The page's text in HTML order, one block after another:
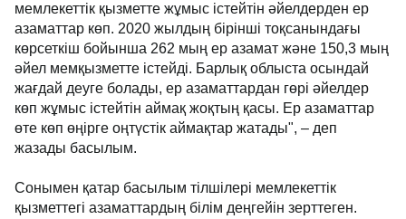
мемлекеттік қызметте жұмыс істейтін әйелдерден ер
азаматтар көп. 2020 жылдың бірінші тоқсанындағы
көрсеткіш бойынша 262 мың ер азамат және 150,3 мың
әйел мемқызметте істейді. Барлық облыста осындай
жағдай деуге болады, ер азаматтардан гөрі әйелдер
көп жұмыс істейтін аймақ жоқтың қасы. Ер азаматтар
өте көп өңірге оңтүстік аймақтар жатады", – деп
жазады басылым.
Сонымен қатар басылым тілшілері мемлекеттік
қызметтегі азаматтардың білім деңгейін зерттеген.